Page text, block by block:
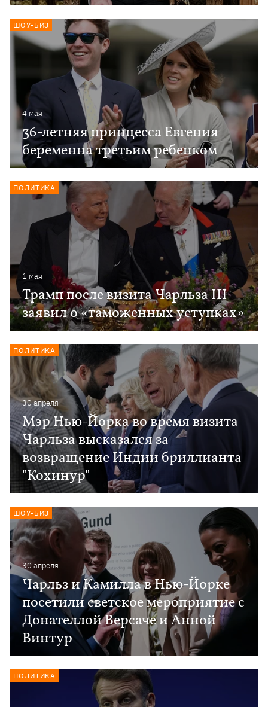
4 мая
36-летняя принцесса Евгения
беременна третьим ребенком
ШОУ-БИЗ
1 мая
Трамп после визита Чарльза III
заявил о «таможенных уступках»
ПОЛИТИКА
30 апреля
Мэр Нью-Йорка во время визита
Чарльза высказался за
возвращение Индии бриллианта
"Кохинур"
ПОЛИТИКА
30 апреля
Чарльз и Камилла в Нью-Йорке
посетили светское мероприятие с
Донателлой Версаче и Анной
Винтур
ШОУ-БИЗ
ПОЛИТИКА